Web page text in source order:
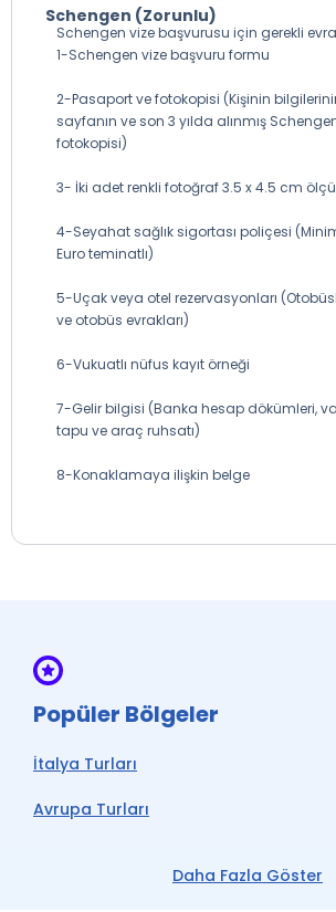
Schengen (Zorunlu)
Schengen vize başvurusu için gerekli
1-Schengen vize başvuru formu
2-Pasaport ve fotokopisi (Kişinin
sayfanın ve son 3 yılda alınmış
fotokopisi)
3- İki adet renkli fotoğraf 3.5 x 4.5 cm
4-Seyahat sağlık sigortası poliçesi
Euro teminatlı)
5-Uçak veya otel rezervasyonları
ve otobüs evrakları)
6-Vukuatlı nüfus kayıt örneği
7-Gelir bilgisi (Banka hesap dökümleri,
tapu ve araç ruhsatı)
8-Konaklamaya ilişkin belge
Daha Fazla Göster
Popüler Bölgeler
İtalya Turları
Avrupa Turları